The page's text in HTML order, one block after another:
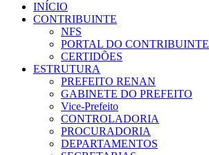
INÍCIO
CONTRIBUINTE
NFS
PORTAL DO CONTRIBUINTE
CERTIDÕES
ESTRUTURA
PREFEITO RENAN
GABINETE DO PREFEITO
Vice-Prefeito
CONTROLADORIA
PROCURADORIA
DEPARTAMENTOS